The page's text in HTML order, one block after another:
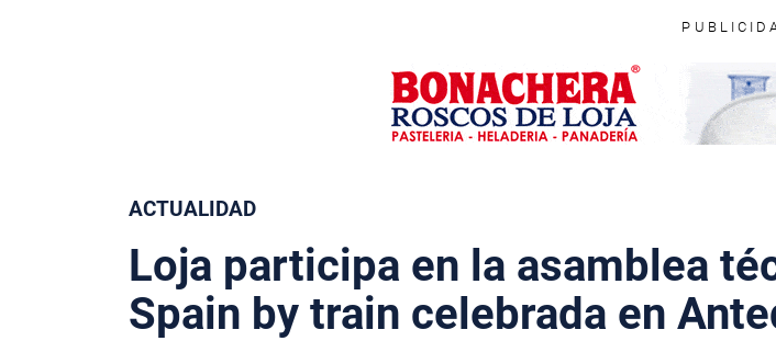
ACTUALIDAD
Loja participa en la asamblea
Spain by train celebrada en